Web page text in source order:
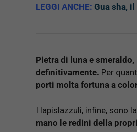
LEGGI ANCHE: Gua sha,
Pietra di luna e
definitivamente. Per
porti molta fortuna a
I lapislazzuli, infine, sono
mano le redini della